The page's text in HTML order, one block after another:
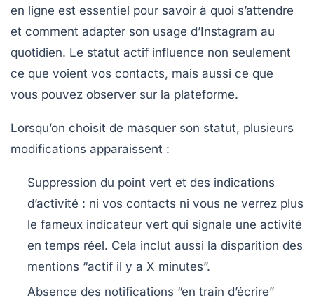
en ligne est essentiel pour savoir à quoi s’attendre
et comment adapter son usage d’Instagram au
quotidien. Le statut actif influence non seulement
ce que voient vos contacts, mais aussi ce que
vous pouvez observer sur la plateforme.
Lorsqu’on choisit de masquer son statut, plusieurs
modifications apparaissent :
Suppression du point vert et des indications
d’activité : ni vos contacts ni vous ne verrez plus
le fameux indicateur vert qui signale une activité
en temps réel. Cela inclut aussi la disparition des
mentions “actif il y a X minutes”.
Absence des notifications “en train d’écrire”